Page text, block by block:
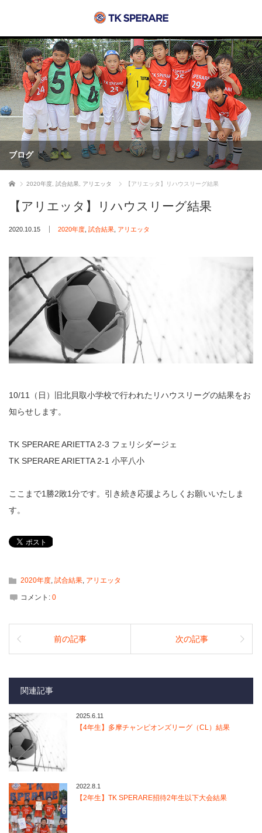
ブログ
ホーム 2020年度 試合結果 アリエッタ 【アリエッタ】リハウスリーグ結果
【アリエッタ】リハウスリーグ結果
2020.10.15 2020年度 試合結果 アリエッタ
10/11（日）旧北貝取小学校で行われたリハウスリーグの結果をお
知らせします。
TK SPERARE ARIETTA 2-3 フェリシダージェ
TK SPERARE ARIETTA 2-1 小平八小
ここまで1勝2敗1分です。引き続き応援よろしくお願いいたしま
す。
2020年度, 試合結果, アリエッタ
コメント: 0
前の記事 次の記事
関連記事
2025.6.11
【4年生】多摩チャンピオンズリーグ（CL）結果
2022.8.1
【2年生】TK SPERARE招待2年生以下大会結果